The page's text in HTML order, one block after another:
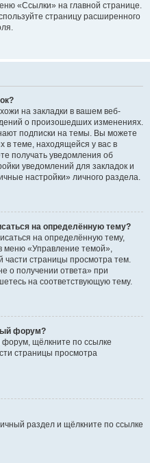
«Ссылки» на главной странице.
страницу расширенного
на закладки в вашем веб-
о произошедших изменениях.
подписки на темы. Вы можете
в теме, находящейся у вас в
получать уведомления об
уведомлений для закладок и
настройки» личного раздела.
на определённую тему?
на определённую тему,
меню «Управление темой»,
части страницы просмотра тем.
о получении ответа» при
на соответствующую тему.
форум?
щёлкните по ссылке
страницы просмотра
раздел и щёлкните по ссылке